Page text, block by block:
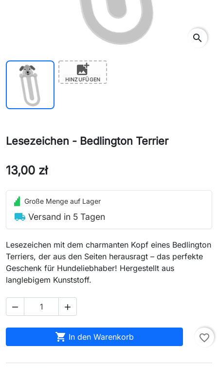
search
add_photo_alternate
HINZUFÜGEN
Lesezeichen - Bedlington Terrier
13,00 zł
Große Menge auf Lager
local_shipping Versand in 5 Tagen
Lesezeichen mit dem charmanten Kopf eines Bedlington
Terriers, der aus den Seiten herausragt – das perfekte
Geschenk für Hundeliebhaber! Hergestellt aus
langlebigem Kunststoff.
 
 In den Warenkorb favorite_border